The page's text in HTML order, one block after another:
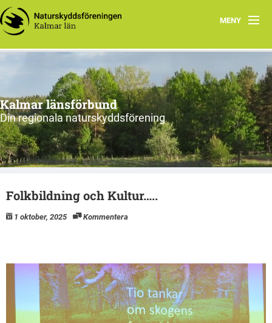
MENY
Hem
Om oss och vår förening
Styrelsen 2026
Protokoll
Natur i Kalmar län
Kalmar länsförbund
Din regionala naturskyddsförening
Folkbildning och Kultur…..
1 oktober, 2025 Kommentera